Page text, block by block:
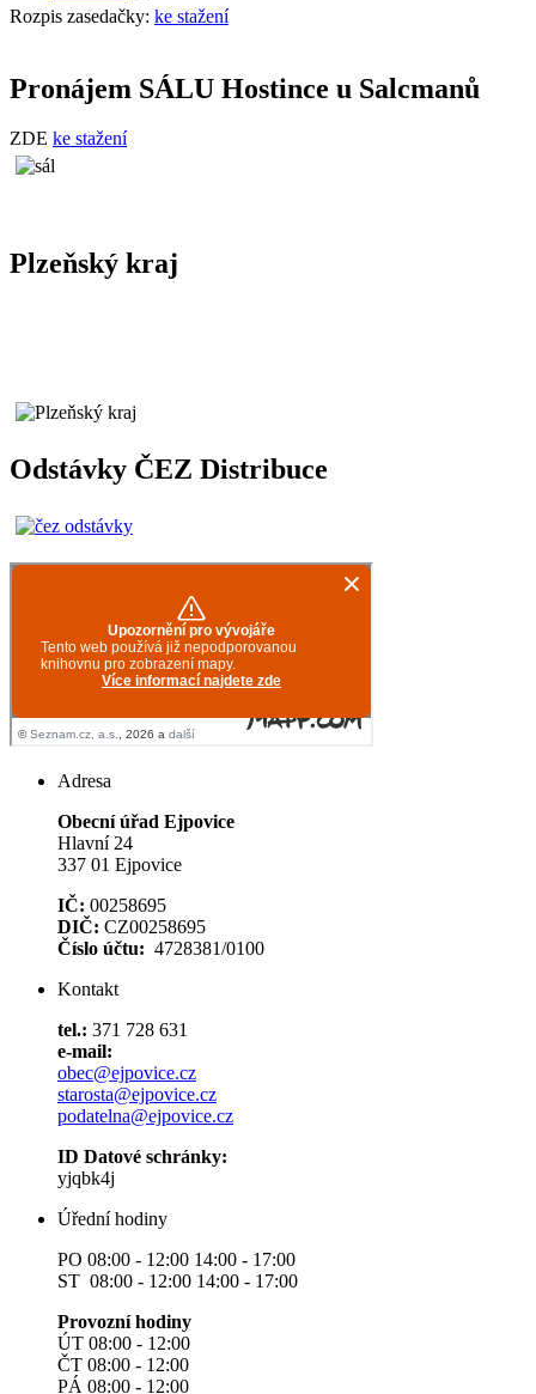
Rozpis zasedačky: ke stažení
Pronájem SÁLU Hostince u Salcmanů
ZDE ke stažení
Plzeňský kraj
Odstávky ČEZ Distribuce
Adresa
Obecní úřad Ejpovice
Hlavní 24
337 01 Ejpovice
IČ: 00258695
DIČ: CZ00258695
Číslo účtu: 4728381/0100
Kontakt
tel.: 371 728 631
e-mail:
obec@ejpovice.cz
starosta@ejpovice.cz
podatelna@ejpovice.cz
ID Datové schránky:
yjqbk4j
Úřední hodiny
PO 08:00 - 12:00 14:00 - 17:00
ST 08:00 - 12:00 14:00 - 17:00
Provozní hodiny
ÚT 08:00 - 12:00
ČT 08:00 - 12:00
PÁ 08:00 - 12:00